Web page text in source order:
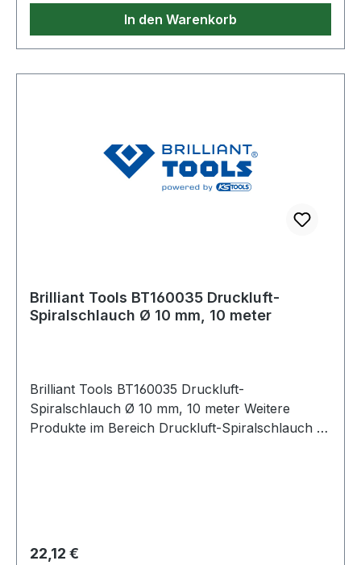
Wiederstand 0,1 ? - 40 M?, Kapazität 0,001 µF -
10000 µF, Auflösung 0,01 Hz - 100 kHz,
In den Warenkorb
Brilliant Tools BT160035 Druckluft-
Spiralschlauch Ø 10 mm, 10 meter
Brilliant Tools BT160035 Druckluft-
Spiralschlauch Ø 10 mm, 10 meter Weitere
Produkte im Bereich Druckluft-Spiralschlauch Ø
Regulärer Preis:
22,12 €